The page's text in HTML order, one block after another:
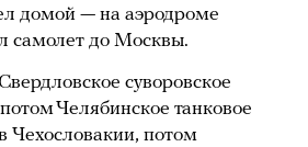
домой — на аэродроме
самолет до Москвы.
суворовское
Челябинское танковое
Чехословакии, потом